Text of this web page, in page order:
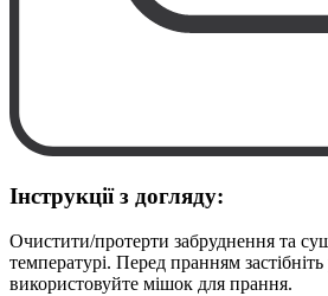
Інструкції з догляду:
Очистити/протерти забруднення та
температурі. Перед пранням
використовуйте мішок для прання.